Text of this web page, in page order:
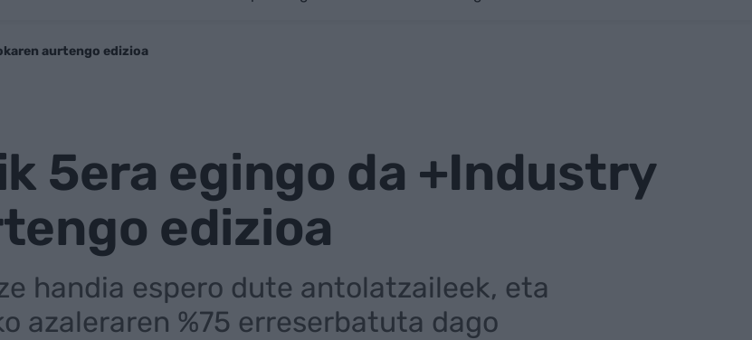
aurtengo edizioa
5era egingo da +Industry
edizioa
handia espero dute antolatzaileek, eta
azaleraren %75 erreserbatuta dago